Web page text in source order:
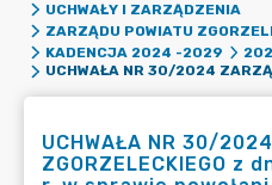
UCHWAŁY I ZARZĄDZENIA
ZARZĄDU POWIATU
KADENCJA 2024 -2029
UCHWAŁA NR 30/
ZGORZELECKIEGO z